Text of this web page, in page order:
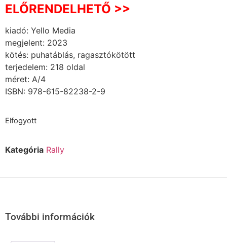
ELŐRENDELHETŐ >>
kiadó: Yello Media
megjelent: 2023
kötés: puhatáblás, ragasztókötött
terjedelem: 218 oldal
méret: A/4
ISBN: 978-615-82238-2-9
Elfogyott
Kategória Rally
További információk